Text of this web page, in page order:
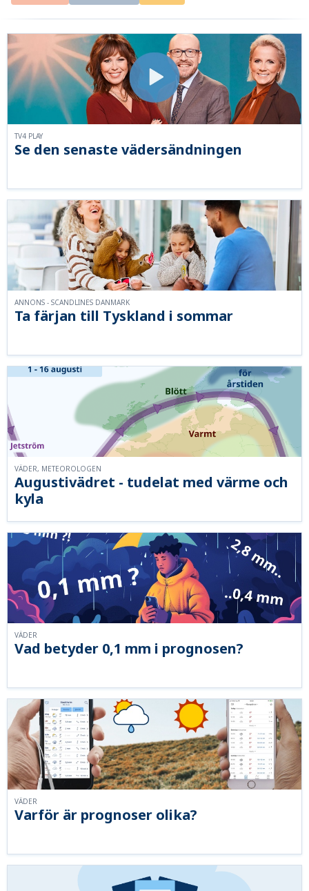
Se den senaste vädersändningen
TV4 PLAY
Ta färjan till Tyskland i sommar
ANNONS - SCANDLINES DANMARK
Augustivädret - tudelat med värme och
kyla
VÄDER, METEOROLOGEN
Vad betyder 0,1 mm i prognosen?
VÄDER
Varför är prognoser olika?
VÄDER